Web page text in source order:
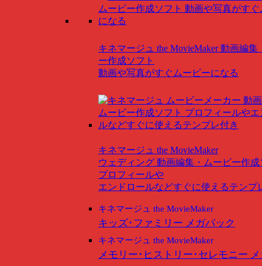
キネマージュ the MovieMaker 動画編集
ー作成ソフト
動画や写真がすぐムービーになる
キネマージュ the MovieMaker
ウェディング 動画編集・ムービー作成
プロフィールや
エンドロールなどすぐに使えるテンプ
キネマージュ the MovieMaker
キッズ･ファミリー メガパック
キネマージュ the MovieMaker
メモリー･ヒストリー･セレモニー